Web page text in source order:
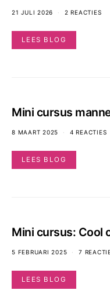
21 JULI 2026 2 REACTIES
LEES BLOG
Mini cursus
8 MAART 2025 4 REACTIES
LEES BLOG
Mini cursus: Cool
5 FEBRUARI 2025 7
LEES BLOG